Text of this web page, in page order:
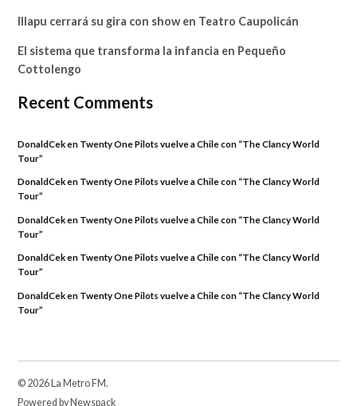
Illapu cerrará su gira con show en Teatro Caupolicán
El sistema que transforma la infancia en Pequeño
Cottolengo
Recent Comments
DonaldCeken Twenty One Pilots vuelve a Chile con “The Clancy World
Tour”
DonaldCeken Twenty One Pilots vuelve a Chile con “The Clancy World
Tour”
DonaldCeken Twenty One Pilots vuelve a Chile con “The Clancy World
Tour”
DonaldCeken Twenty One Pilots vuelve a Chile con “The Clancy World
Tour”
DonaldCeken Twenty One Pilots vuelve a Chile con “The Clancy World
Tour”
© 2026 La Metro FM.
Powered by Newspack